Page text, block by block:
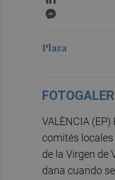
Plaza
VALÈNCIA
comités
de la Virgen de
dana cuando